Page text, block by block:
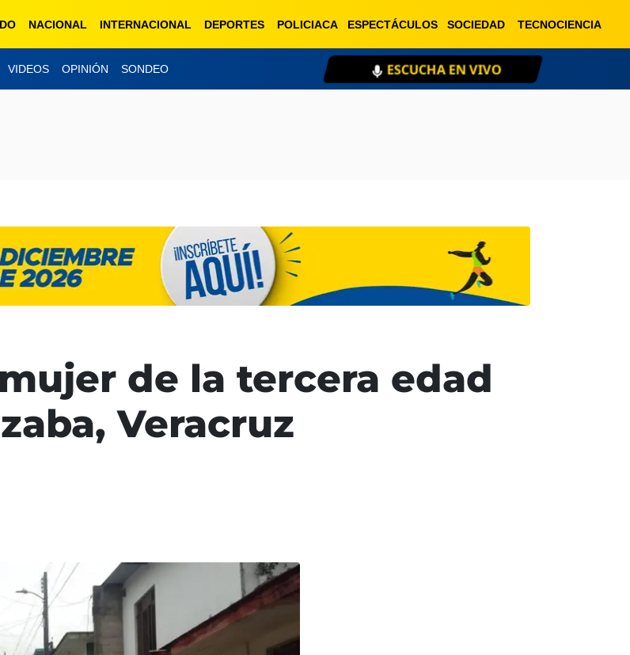
NACIONAL INTERNACIONAL DEPORTES POLICIACA ESPECTÁCULOS SOCIEDAD TECNOCIENCIA
VIDEOS OPINIÓN SONDEO ESCUCHA EN VIVO
de la tercera edad
Veracruz